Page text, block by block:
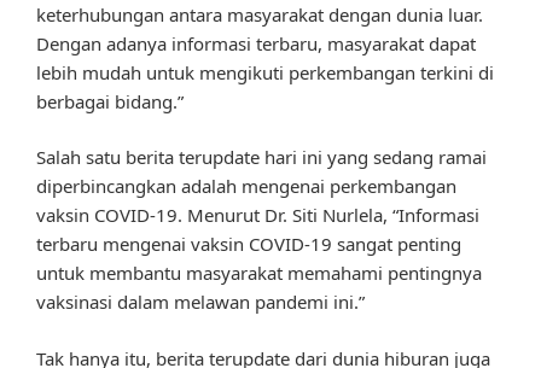
keterhubungan antara masyarakat dengan dunia luar.
Dengan adanya informasi terbaru, masyarakat dapat
lebih mudah untuk mengikuti perkembangan terkini di
berbagai bidang.”
Salah satu berita terupdate hari ini yang sedang ramai
diperbincangkan adalah mengenai perkembangan
vaksin COVID-19. Menurut Dr. Siti Nurlela, “Informasi
terbaru mengenai vaksin COVID-19 sangat penting
untuk membantu masyarakat memahami pentingnya
vaksinasi dalam melawan pandemi ini.”
Tak hanya itu, berita terupdate dari dunia hiburan juga